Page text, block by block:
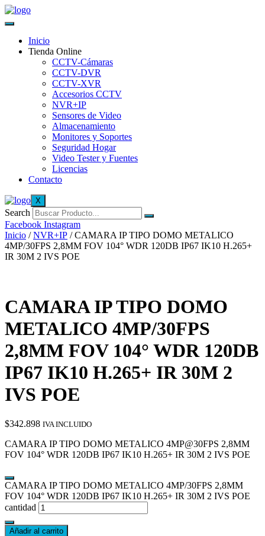
Inicio
Tienda Online
CCTV-Cámaras
CCTV-DVR
CCTV-XVR
Accesorios CCTV
NVR+IP
Sensores de Video
Almacenamiento
Monitores y Soportes
Seguridad Hogar
Video Tester y Fuentes
Licencias
Contacto
X
Search
Facebook Instagram
Inicio /NVR+IP / CAMARA IP TIPO DOMO METALICO
4MP/30FPS 2,8MM FOV 104° WDR 120DB IP67 IK10 H.265+
IR 30M 2 IVS POE
CAMARA IP TIPO DOMO
METALICO 4MP/30FPS
2,8MM FOV 104° WDR 120DB
IP67 IK10 H.265+ IR 30M 2
IVS POE
$342.898 IVA INCLUIDO
CAMARA IP TIPO DOMO METALICO 4MP@30FPS 2,8MM
FOV 104° WDR 120DB IP67 IK10 H.265+ IR 30M 2 IVS POE
CAMARA IP TIPO DOMO METALICO 4MP/30FPS 2,8MM
FOV 104° WDR 120DB IP67 IK10 H.265+ IR 30M 2 IVS POE
cantidad
Añadir al carrito